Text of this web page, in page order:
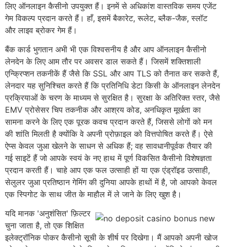
लिए ऑनलाइन कैसीनो उपयुक्त हैं। इनमें से अधिकांश वास्तविक समय एजेंट
गेम विकल्प प्रदान करते हैं। हाँ, इसमें बैकारेट, रूलेट, ब्लैक-जैक, स्लॉट
और लाइव ब्रोकर गेम हैं।
बैंक कार्ड भुगतान अभी भी एक विश्वसनीय है और आप ऑनलाइन कैसीनो
लेनदेन के लिए आम तौर पर अवसर डाल सकते हैं। जिसमें शक्तिशाली
एन्क्रिप्शन तकनीकें हैं जैसे कि SSL और आप TLS को तैनात कर सकते हैं,
लेनदार यह सुनिश्चित करते हैं कि प्रतिनिधि डेटा किसी के ऑनलाइन लेनदेन
प्रक्रियाओं के चरण के माध्यम से सुरक्षित है। सुरक्षा के अतिरिक्त स्तर, जैसे
EMV प्रोसेसर चिप तकनीक और आश्रय कोड, अनधिकृत मूर्खता का
सामना करने के लिए एक पूरक कवच प्रदान करते हैं, जिससे लोगों को मन
की शांति मिलती है क्योंकि वे अपनी प्रोफ़ाइल को वित्तपोषित करते हैं। ऐसे
ऐप्स केवल जुआ खेलने के साधन से अधिक हैं; वह सावधानीपूर्वक तैयार की
गई साइटें हैं जो आपके स्वयं के नए हाथ में पूर्ण विकसित कैसीनो विशेषज्ञता
प्रदान करती हैं। चाहे आप एक फल उत्साही हों या एक एंड्रॉइड उत्साही,
सेलुलर जुआ प्रतिष्ठान गेमिंग की दुनिया आपके हाथों में है, जो आपको केवल
एक स्पिगोट के साथ जीत के माहौल में ले जाने के लिए खुश है।
यदि मानक 'अनुशंसित' फ़िल्टर
चुना जाता है, तो एक शिक्षित
इलेक्ट्रॉनिक पोकर कैसीनो सूची के शीर्ष पर दिखेगा। मैं आपको अपनी खोज